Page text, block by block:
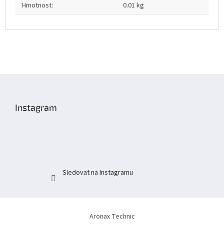
Hmotnost: 0.01 kg
Instagram
Sledovat na Instagramu
Aronax Technic